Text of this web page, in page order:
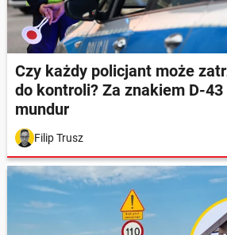
Czy każdy policjant może
do kontroli? Za znakiem D-
mundur
Filip Trusz